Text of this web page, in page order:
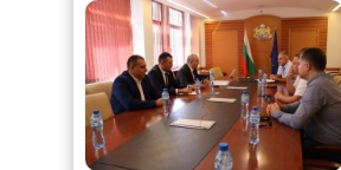
79 | 2026-08-06 14:54:34
Амбицията ни е реално да
защитим българските
производители на плодове и
зеленчуци от нелоялната